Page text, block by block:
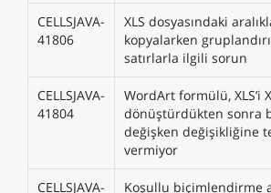
CELLSJAVA-
41806
XLS dosyasındaki
kopyalarken
satırlarla ilgili sorun
CELLSJAVA-
41804
WordArt formülü, XLS’i
dönüştürdükten sonra
değişken değişikliğine
vermiyor
CELLSJAVA- Koşullu biçimlendirme